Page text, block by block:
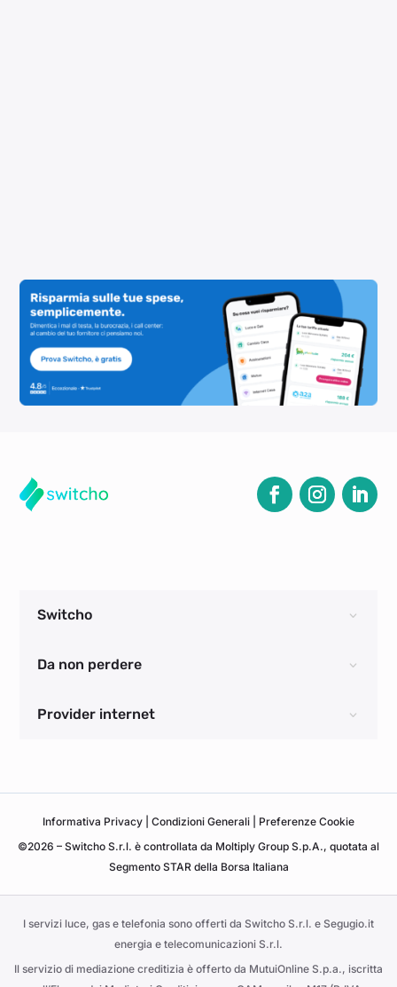
Switcho
Da non perdere
Provider internet
Informativa Privacy Condizioni Generali
Preferenze Cookie
©2026 – Switcho S.r.l. è controllata da Moltiply Group S.p.A., quotata al
Segmento STAR della Borsa Italiana
I servizi luce, gas e telefonia sono offerti da Switcho S.r.l. e Segugio.it
energia e telecomunicazioni S.r.l.
Il servizio di mediazione creditizia è offerto da MutuiOnline S.p.a., iscritta